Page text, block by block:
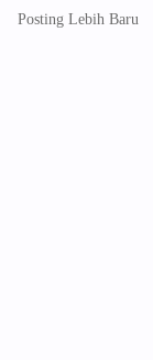
Posting Lebih Baru